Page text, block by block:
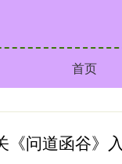
首页
《问道函谷》